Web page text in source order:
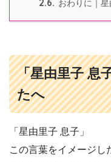
おわりに｜
「星由里子 息
たへ
「星由里子 息子」
この言葉をイメージし